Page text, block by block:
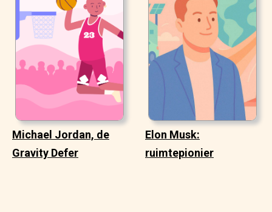
Michael Jordan, de
Gravity Defer
Elon Musk:
ruimtepionier